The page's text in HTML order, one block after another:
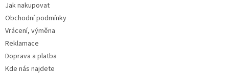
Jak nakupovat
Obchodní podmínky
Vrácení, výměna
Reklamace
Doprava a platba
Kde nás najdete